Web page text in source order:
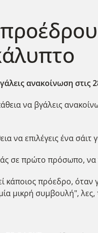
ανακοίνωση
να βγάλεις
να επιλέγεις ένα
σε πρώτο πρόσωπο, να
κάποιος πρόεδρο,
μικρή συμβουλή",